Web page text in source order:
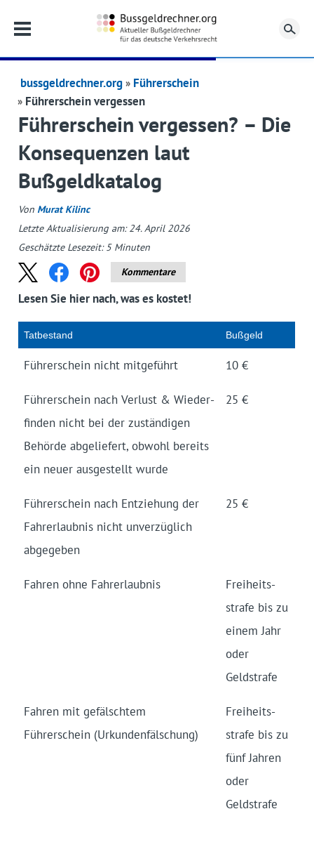
bussgeldrechner.org
Führerschein
Führerschein vergessen
Führerschein vergessen? – Die
Konsequenzen laut
Bußgeldkatalog
Von Murat Kilinc
Letzte Aktualisierung am: 24. April 2026
Geschätzte Lesezeit:5 Minuten
Kommentare
Lesen Sie hier nach, was es kostet!
Tatbestand Bußgeld
Führer­schein nicht mitgeführt 10 €
Führer­schein nach Verlust & Wieder­
finden nicht bei der zustän­digen
Behörde abgeliefert, obwohl bereits
ein neuer ausgestellt wurde
25 €
Führer­schein nach Ent­ziehung der
Fahrer­laubnis nicht unver­züglich
abgegeben
25 €
Fahren ohne Fahrer­laubnis
Freiheits­
strafe bis zu
einem Jahr
oder
Geldstrafe
Fahren mit gefälschtem
Führerschein (Urkunden­fälschung)
Freiheits­
strafe bis zu
fünf Jahren
oder
Geldstrafe